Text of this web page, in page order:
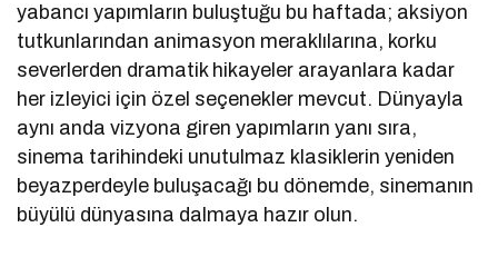
yabancı yapımların buluştuğu bu haftada; aksiyon
tutkunlarından animasyon meraklılarına, korku
severlerden dramatik hikayeler arayanlara kadar
her izleyici için özel seçenekler mevcut. Dünyayla
aynı anda vizyona giren yapımların yanı sıra,
sinema tarihindeki unutulmaz klasiklerin yeniden
beyazperdeyle buluşacağı bu dönemde, sinemanın
büyülü dünyasına dalmaya hazır olun.